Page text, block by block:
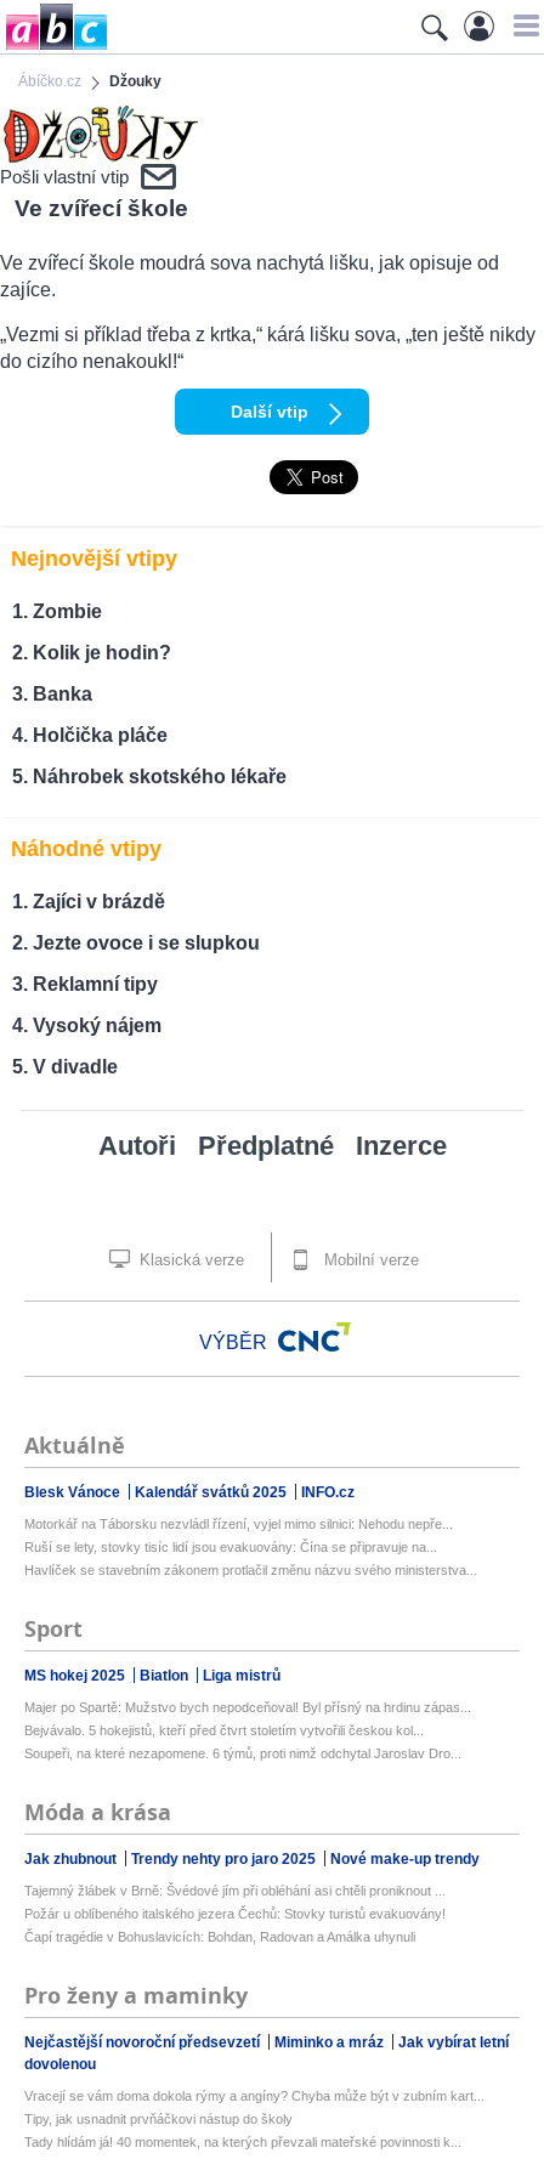
Ábíčko.cz Džouky
Pošli vlastní vtip
Ve zvířecí škole
Ve zvířecí škole moudrá sova nachytá lišku, jak opisuje od
zajíce.
„Vezmi si příklad třeba z krtka,“ kárá lišku sova, „ten ještě nikdy
do cizího nenakoukl!“
Další vtip
Nejnovější vtipy
Zombie
Kolik je hodin?
Banka
Holčička pláče
Náhrobek skotského lékaře
Náhodné vtipy
Zajíci v brázdě
Jezte ovoce i se slupkou
Reklamní tipy
Vysoký nájem
V divadle
Autoři Předplatné Inzerce
Klasická verze Mobilní verze
VÝBĚR
Aktuálně
Blesk Vánoce Kalendář svátků 2025 INFO.cz
Motorkář na Táborsku nezvládl řízení, vyjel mimo silnici: Nehodu nepře...
Ruší se lety, stovky tisíc lidí jsou evakuovány: Čína se připravuje na...
Havlíček se stavebním zákonem protlačil změnu názvu svého ministerstva...
Sport
MS hokej 2025 Biatlon Liga mistrů
Majer po Spartě: Mužstvo bych nepodceňoval! Byl přísný na hrdinu zápas...
Bejvávalo. 5 hokejistů, kteří před čtvrt stoletím vytvořili českou kol...
Soupeři, na které nezapomene. 6 týmů, proti nimž odchytal Jaroslav Dro...
Móda a krása
Jak zhubnout Trendy nehty pro jaro 2025 Nové make-up trendy
Tajemný žlábek v Brně: Švédové jím při obléhání asi chtěli proniknout ...
Požár u oblíbeného italského jezera Čechů: Stovky turistů evakuovány!
Čapí tragédie v Bohuslavicích: Bohdan, Radovan a Amálka uhynuli
Pro ženy a maminky
Nejčastější novoroční předsevzetí Miminko a mráz
Jak vybírat letní
dovolenou
Vracejí se vám doma dokola rýmy a angíny? Chyba může být v zubním kart...
Tipy, jak usnadnit prvňáčkovi nástup do školy
Tady hlídám já! 40 momentek, na kterých převzali mateřské povinnosti k...